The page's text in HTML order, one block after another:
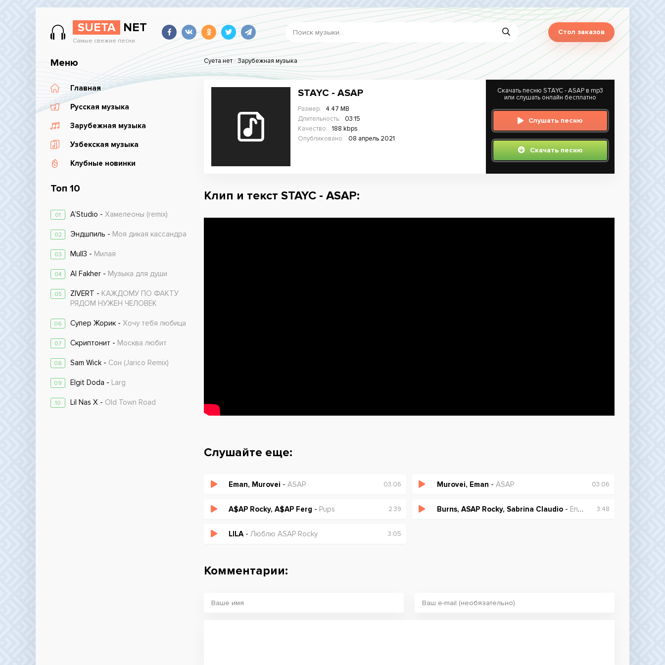
SUETA NET
Самые свежие песни
Стол заказов
Меню
Главная
Русская музыка
Зарубежная музыка
Узбекская музыка
Клубные новинки
Топ 10
01 A’Studio - Хамелеоны (remix)
02 Эндшпиль - Моя дикая кассандра
03 Mull3 - Милая
04 Al Fakher - Музыка для души
05 ZIVERT - КАЖДОМУ ПО ФАКТУ
РЯДОМ НУЖЕН ЧЕЛОВЕК
06 Супер Жорик - Хочу тебя любица
07 Скриптонит - Москва любит
08 Sam Wick - Сон (Jarico Remix)
09 Elgit Doda - Larg
10 Lil Nas X - Old Town Road
Суета.нет-Зарубежная музыка
STAYC - ASAP
Размер:
4.47 MB
Длительность:
03:15
Качество:
188 kbps
Опубликовано:
08 апрель 2021
Скачать песню STAYC - ASAP в mp3
или слушать онлайн бесплатно
Слушать песню
Скачать песню
Клип и текст STAYC - ASAP:
Слушайте еще:
Eman, Murovei - ASAP 03:06 Murovei, Eman - ASAP 03:06
A$AP Rocky, A$AP Ferg - Pups 2:39 Burns, ASAP Rocky, Sabrina Claudio- Energy 3:48
LILA- Люблю ASAP Rocky 3:05
Комментарии: